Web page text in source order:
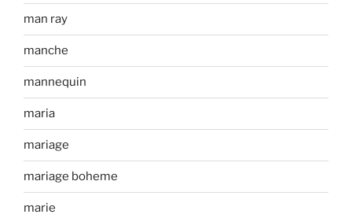
man ray
manche
mannequin
maria
mariage
mariage boheme
marie